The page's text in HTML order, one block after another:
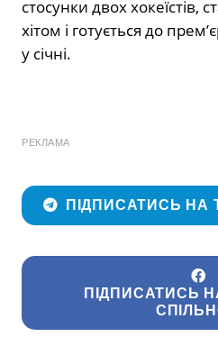
стосунки двох хокеїстів,
хітом і готується до
у січні.
РЕКЛАМА
ПІДПИСАТИСЬ НА
ПІДПИСАТИСЬ